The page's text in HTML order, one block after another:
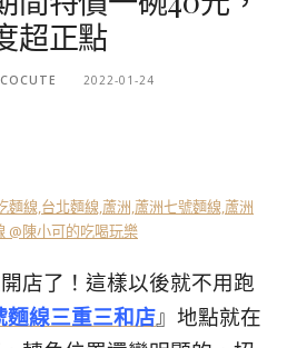
超正點
2022-01-24
店了！這樣以後就不用跑
麵線三重三和店』地點就在